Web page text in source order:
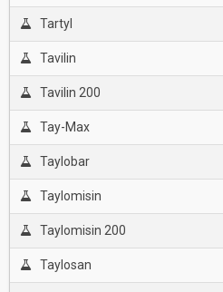
Tartyl
Tavilin
Tavilin 200
Tay-Max
Taylobar
Taylomisin
Taylomisin 200
Taylosan